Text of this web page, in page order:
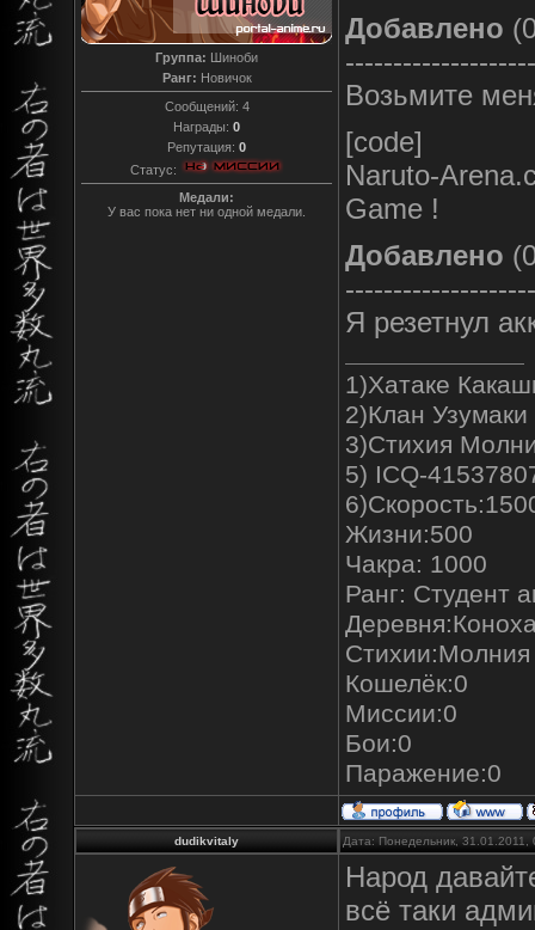
Группа: Шиноби
Ранг: Новичок
Сообщений: 4
Награды: 0
Репутация: 0
Статус:
Медали:
У вас пока нет ни одной медали.
Добавлено
Возьмите
[code]
Naruto-
Game !
Добавлено
Я резетнул
1)Хатаке
2)Клан Узумаки
3)Стихия
5) ICQ-
Жизни:500
Чакра: 1000
Ранг: Студент
Стихии:Молния
Кошелёк:0
Миссии:0
Бои:0
Паражение:0
dudikvitaly Дата: Понедельник,
Народ
всё таки